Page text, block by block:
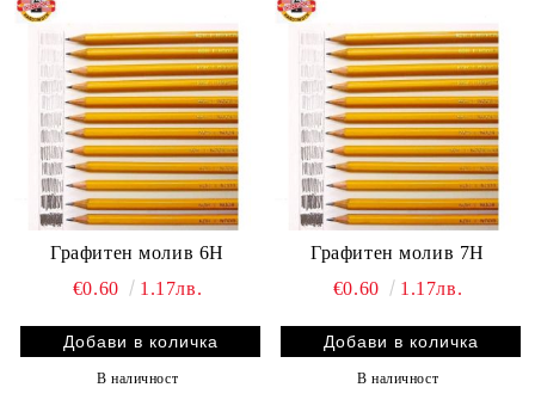
Графитен молив 6H
€0.60
1.17лв.
В наличност
Графитен молив 7H
€0.60
1.17лв.
В наличност